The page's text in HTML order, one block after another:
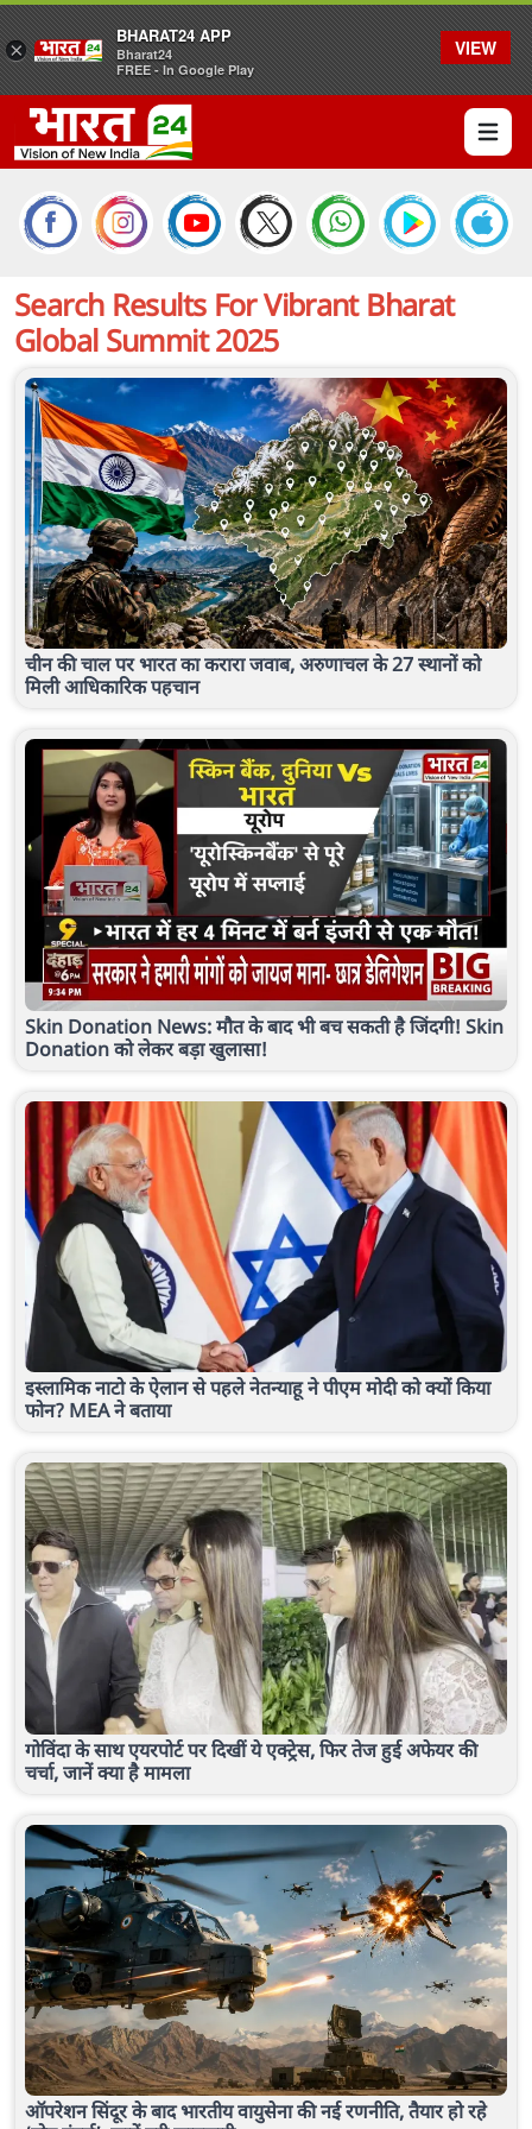
Open
Search Results ForVibrant Bharat
Global Summit 2025
चीन की चाल पर भारत का करारा जवाब, अरुणाचल के 27 स्थानों को
मिली आधिकारिक पहचान
Skin Donation News: मौत के बाद भी बच सकती है जिंदगी! Skin
Donation को लेकर बड़ा खुलासा!
इस्लामिक नाटो के ऐलान से पहले नेतन्याहू ने पीएम मोदी को क्यों किया
फोन? MEA ने बताया
गोविंदा के साथ एयरपोर्ट पर दिखीं ये एक्ट्रेस, फिर तेज हुई अफेयर की
चर्चा, जानें क्या है मामला
ऑपरेशन सिंदूर के बाद भारतीय वायुसेना की नई रणनीति, तैयार हो रहे
×
BHARAT24 APP
Bharat24
FREE - In Google Play
VIEW